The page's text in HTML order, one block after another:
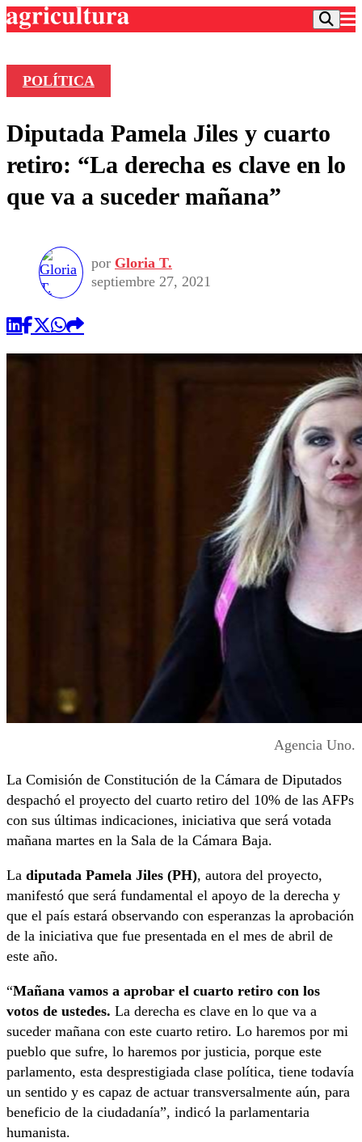
Frecuencias
Agricultura TV
Deportes
Colo Colo
Seleccion Chilena
Torneo Internacional
Entretención
Economía
Internacional
Publicaciones en medios
Opinión
POLÍTICA
Diputada Pamela Jiles y cuarto
retiro: “La derecha es clave en lo
que va a suceder mañana”
por Gloria T.
septiembre 27, 2021
Agencia Uno.
La Comisión de Constitución de la Cámara de Diputados
despachó el proyecto del cuarto retiro del 10% de las AFPs
con sus últimas indicaciones, iniciativa que será votada
mañana martes en la Sala de la Cámara Baja.
La diputada Pamela Jiles (PH), autora del proyecto,
manifestó que será fundamental el apoyo de la derecha y
que el país estará observando con esperanzas la aprobación
de la iniciativa que fue presentada en el mes de abril de
este año.
“Mañana vamos a aprobar el cuarto retiro con los
votos de ustedes. La derecha es clave en lo que va a
suceder mañana con este cuarto retiro. Lo haremos por mi
pueblo que sufre, lo haremos por justicia, porque este
parlamento, esta desprestigiada clase política, tiene todavía
un sentido y es capaz de actuar transversalmente aún, para
beneficio de la ciudadanía”, indicó la parlamentaria
humanista.